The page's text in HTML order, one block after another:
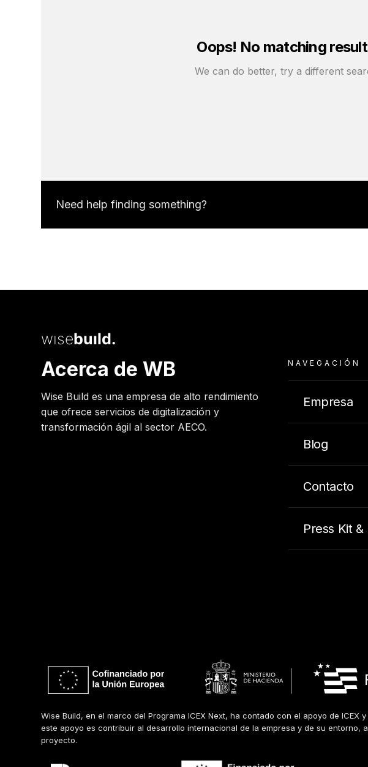
Oops! No matching
We can do better, try a different
Need help finding something?
wisebuild.
NAVEGACIÓN
Empresa
Blog
Contacto
Press Kit &
Acerca de WB
Wise Build es una empresa de alto rendimiento
que ofrece servicios de digitalización y
transformación ágil al sector AECO.
Wise Build, en el marco del Programa ICEX Next, ha contado con el apoyo de
este apoyo es contribuir al desarrollo internacional de la empresa y de su
proyecto.